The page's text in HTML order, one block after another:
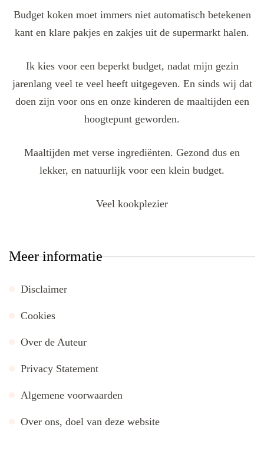
Budget koken moet immers niet automatisch betekenen
kant en klare pakjes en zakjes uit de supermarkt halen.
Ik kies voor een beperkt budget, nadat mijn gezin
jarenlang veel te veel heeft uitgegeven. En sinds wij dat
doen zijn voor ons en onze kinderen de maaltijden een
hoogtepunt geworden.
Maaltijden met verse ingrediënten. Gezond dus en
lekker, en natuurlijk voor een klein budget.
Veel kookplezier
Meer informatie
Disclaimer
Cookies
Over de Auteur
Privacy Statement
Algemene voorwaarden
Over ons, doel van deze website